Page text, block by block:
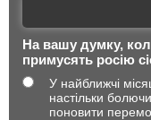
На вашу думку,
примусять росію
У найближчі
настільки
поновити